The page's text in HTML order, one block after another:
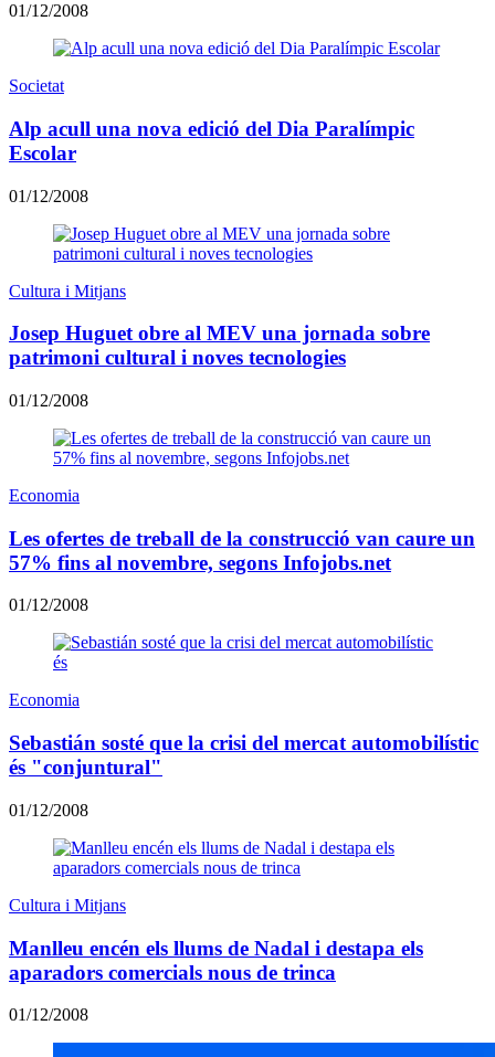
01/12/2008
Societat
Alp acull una nova edició del Dia Paralímpic
Escolar
01/12/2008
Cultura i Mitjans
Josep Huguet obre al MEV una jornada sobre
patrimoni cultural i noves tecnologies
01/12/2008
Economia
Les ofertes de treball de la construcció van caure un
57% fins al novembre, segons Infojobs.net
01/12/2008
Economia
Sebastián sosté que la crisi del mercat automobilístic
és "conjuntural"
01/12/2008
Cultura i Mitjans
Manlleu encén els llums de Nadal i destapa els
aparadors comercials nous de trinca
01/12/2008